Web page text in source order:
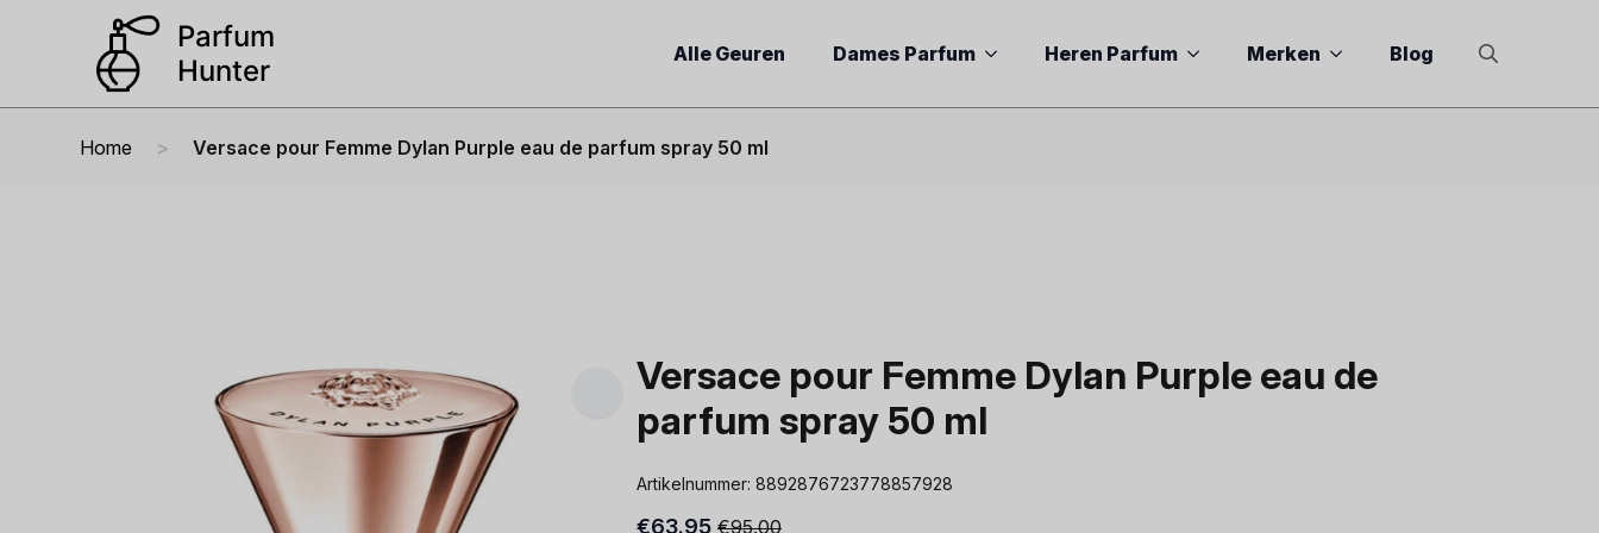
Alle Geuren Dames Parfum Heren Parfum Merken
Blog
Home Versace pour Femme Dylan Purple eau de parfum spray 50 ml
Versace pour Femme Dylan Purple eau de
parfum spray 50 ml
Artikelnummer:8892876723778857928
€95.00
€63.95